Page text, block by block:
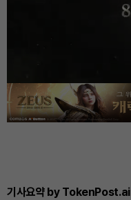
기사요약 by TokenPost.ai